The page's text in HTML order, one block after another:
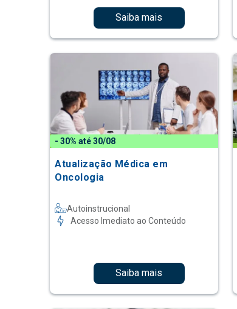
Saiba mais
- 30% até 30/08
Atualização Médica em
Oncologia
Autoinstrucional
Acesso Imediato ao Conteúdo
Saiba mais